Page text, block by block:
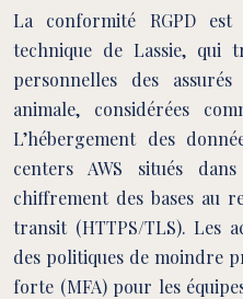
La conformité RGPD
technique de Lassie, qui
personnelles des
animale, considérées
L’hébergement des
centers AWS situés
chiffrement des bases au
transit (HTTPS/TLS). Les
des politiques de moindre
forte (MFA) pour les